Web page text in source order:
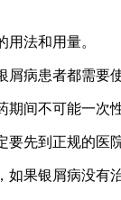
法和用量。
病患者都需要使
间不可能一次
先到正规的医
果银屑病没有